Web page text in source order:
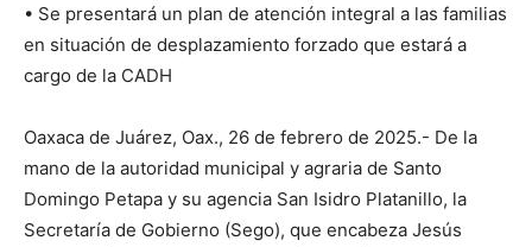
• Se presentará un plan de atención integral a las familias
en situación de desplazamiento forzado que estará a
cargo de la CADH
Oaxaca de Juárez, Oax., 26 de febrero de 2025.- De la
mano de la autoridad municipal y agraria de Santo
Domingo Petapa y su agencia San Isidro Platanillo, la
Secretaría de Gobierno (Sego), que encabeza Jesús